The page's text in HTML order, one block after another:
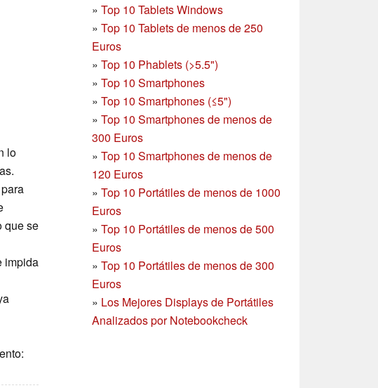
» Top 10 Tablets Windows
» Top 10 Tablets de menos de 250
Euros
» Top 10 Phablets (>5.5")
» Top 10 Smartphones
» Top 10 Smartphones (≤5")
» Top 10 Smartphones de menos de
300 Euros
» Top 10 Smartphonesde menos de
120 Euros
» Top 10 Portátiles de menos de 1000
Euros
» Top 10 Portátiles de menos de 500
Euros
» Top 10 Portátiles de menos de 300
Euros
» Los Mejores Displays de Portátiles
Analizados por Notebookcheck
lo
que se
impida